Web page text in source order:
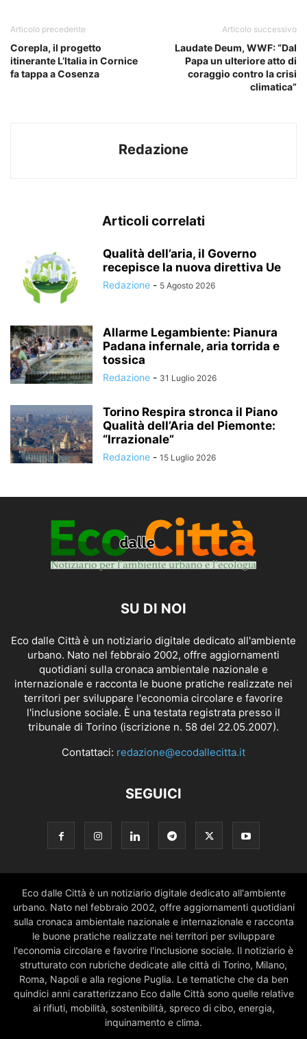
Articolo precedente
Corepla, il progetto
itinerante L’Italia in Cornice
fa tappa a Cosenza
Articolo successivo
Laudate Deum, WWF: “Dal
Papa un ulteriore atto di
coraggio contro la crisi
climatica”
Redazione
Articoli correlati
Qualità dell’aria, il Governo
recepisce la nuova direttiva Ue
Redazione - 5 Agosto 2026
Allarme Legambiente: Pianura
Padana infernale, aria torrida e
tossica
Redazione - 31 Luglio 2026
Torino Respira stronca il Piano
Qualità dell’Aria del Piemonte:
“Irrazionale”
Redazione - 15 Luglio 2026
SU DI NOI
Eco dalle Città è un notiziario digitale dedicato all'ambiente
urbano. Nato nel febbraio 2002, offre aggiornamenti
quotidiani sulla cronaca ambientale nazionale e
internazionale e racconta le buone pratiche realizzate nei
territori per sviluppare l'economia circolare e favorire
l'inclusione sociale. È una testata registrata presso il
tribunale di Torino (iscrizione n. 58 del 22.05.2007).
Contattaci: redazione@ecodallecitta.it
SEGUICI
Eco dalle Città è un notiziario digitale dedicato all'ambiente
urbano. Nato nel febbraio 2002, offre aggiornamenti quotidiani
sulla cronaca ambientale nazionale e internazionale e racconta
le buone pratiche realizzate nei territori per sviluppare
l'economia circolare e favorire l'inclusione sociale. Il notiziario è
strutturato con rubriche dedicate alle città di Torino, Milano,
Roma, Napoli e alla regione Puglia. Le tematiche che da ben
quindici anni caratterizzano Eco dalle Città sono quelle relative
ai rifiuti, mobilità, sostenibilità, spreco di cibo, energia,
inquinamento e clima.